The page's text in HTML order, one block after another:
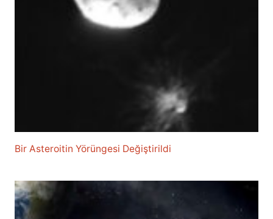
Bir Asteroitin Yörüngesi Değiştirildi